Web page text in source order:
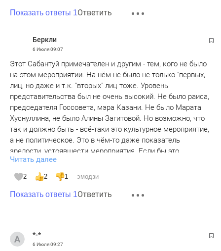
Показать ответы 1Ответить
Беркли
6 Июля09:07
Этот Сабантуй примечателен и другим - тем, кого не было
на этом мероприятии. На нём не было не только "первых,
лиц, но даже и т.к. "вторых" лиц тоже. Уровень
представительства был не очень высокий. Не было раиса,
председателя Госсовета, мэра Казани. Не было Марата
Хуснуллина, не было Алины Загитовой. Но возможно, что
так и должно быть - всё-таки это культурное мероприятие,
а не политическое. Это в чём-то даже показатель
зрелости, устоявшести мероприятия. Если бы это
мероприятие только основали, то первые лица бы были - а
так всё идёт по уже "накатанным рельсам".
Читать далее
2 2 1 эмодзи
Показать ответы 1Ответить
*-*
6 Июля09:27